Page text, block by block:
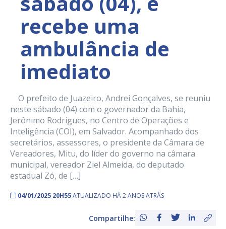
recebe uma
ambulância de
imediato
O prefeito de Juazeiro, Andrei Gonçalves, se reuniu
neste sábado (04) com o governador da Bahia,
Jerônimo Rodrigues, no Centro de Operações e
Inteligência (COI), em Salvador. Acompanhado dos
secretários, assessores, o presidente da Câmara de
Vereadores, Mitu, do líder do governo na câmara
municipal, vereador Ziel Almeida, do deputado
estadual Zó, de […]
04/01/2025 20H55ATUALIZADO HÁ 2 ANOS ATRÁS
Compartilhe: